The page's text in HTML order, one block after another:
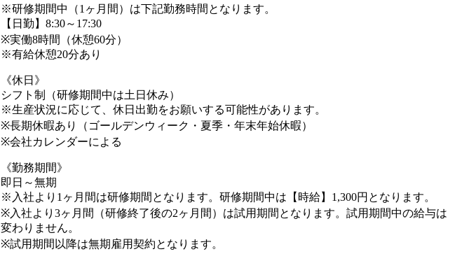
※研修期間中（1ヶ月間）は下記勤務時間となります。
【日勤】8:30～17:30
※実働8時間（休憩60分）
※有給休憩20分あり
《休日》
シフト制（研修期間中は土日休み）
※生産状況に応じて、休日出勤をお願いする可能性があります。
※長期休暇あり（ゴールデンウィーク・夏季・年末年始休暇）
※会社カレンダーによる
《勤務期間》
即日～無期
※入社より1ヶ月間は研修期間となります。研修期間中は【時給】1,300円となります。
※入社より3ヶ月間（研修終了後の2ヶ月間）は試用期間となります。試用期間中の給与は
変わりません。
※試用期間以降は無期雇用契約となります。